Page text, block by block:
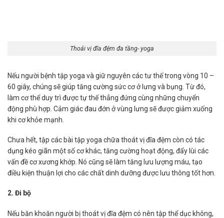
Thoái vị đĩa đệm đa tầng- yoga
Nếu người bệnh tập yoga và giữ nguyên các tư thế trong vòng 10 –
60 giây, chúng sẽ giúp tăng cường sức cơ ở lưng và bụng. Từ đó,
làm cơ thể duy trì được tự thế thẳng đứng cùng những chuyển
động phù hợp. Cảm giác đau đớn ở vùng lưng sẽ được giảm xuống
khi cơ khỏe mạnh.
Chưa hết, tập các bài tập yoga chữa thoát vị đĩa đệm còn có tác
dụng kéo giãn một số cơ khác, tăng cường hoạt động, đẩy lùi các
vấn đề cơ xương khớp. Nó cũng sẽ làm tăng lưu lượng máu, tạo
điều kiện thuận lợi cho các chất dinh dưỡng được lưu thông tốt hơn.
2. Đi bộ
Nếu băn khoăn người bị thoát vị đĩa đệm có nên tập thể dục không,